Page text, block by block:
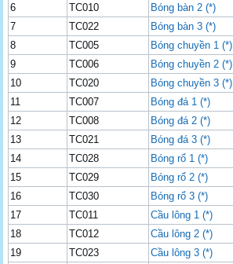
6
TC010
Bóng bàn 2 (*)
7
TC022
Bóng bàn 3 (*)
8
TC005
Bóng chuyền 1 (*)
9
TC006
Bóng chuyền 2 (*)
10
TC020
Bóng chuyền 3 (*)
11
TC007
Bóng đá 1 (*)
12
TC008
Bóng đá 2 (*)
13
TC021
Bóng đá 3 (*)
14
TC028
Bóng rổ 1 (*)
15
TC029
Bóng rổ 2 (*)
16
TC030
Bóng rổ 3 (*)
17
TC011
Cầu lông 1 (*)
18
TC012
Cầu lông 2 (*)
19
TC023
Cầu lông 3 (*)